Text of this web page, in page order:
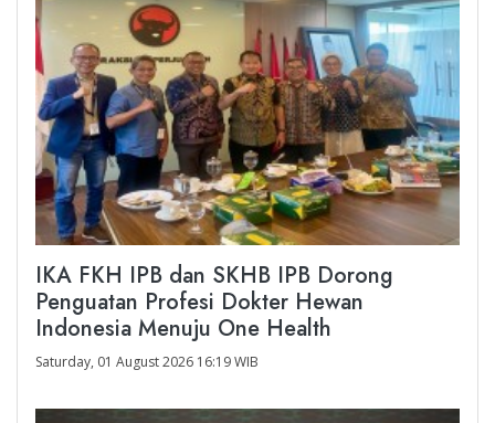
IKA FKH IPB dan SKHB IPB Dorong
Penguatan Profesi Dokter Hewan
Indonesia Menuju One Health
Saturday, 01 August 2026 16:19 WIB